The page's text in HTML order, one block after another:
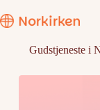
til
innholdet
Gudstjeneste i